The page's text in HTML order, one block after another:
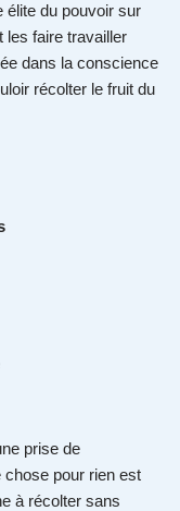
élite du pouvoir sur
les faire travailler
dans la conscience
récolter le fruit du
prise de
chose pour rien est
à récolter sans